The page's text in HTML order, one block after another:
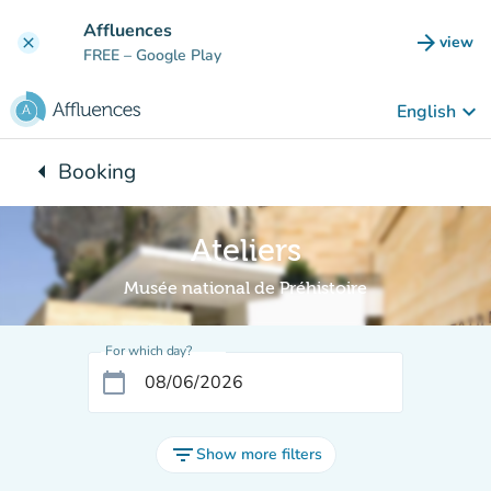
clear Affluences
FREE – Google Play arrow_forward view
(new
English keyboard_arrow_down
arrow_leftBack to:
Booking
Ateliers
Musée national de Préhistoire
For which day?
calendar_today
filter_listShow more filters